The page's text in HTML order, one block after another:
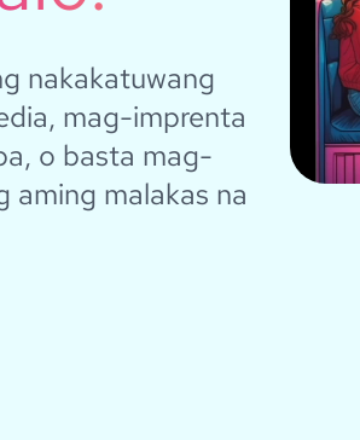
nakakatuwang
mag-imprenta
o basta mag-
aming malakas na